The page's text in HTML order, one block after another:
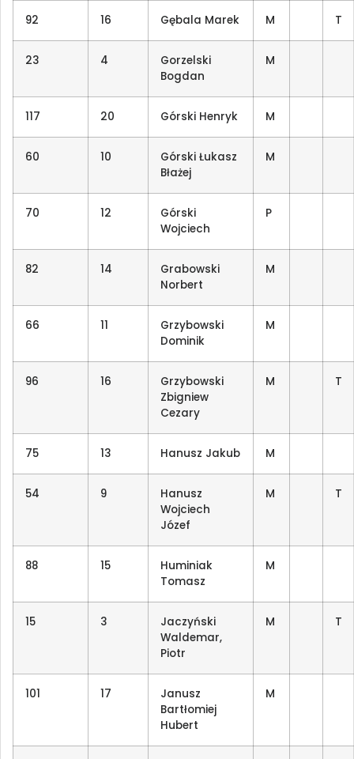
92 16 Gębala Marek M T
23 4
Gorzelski
Bogdan
M
117 20 Górski Henryk M
60 10
Górski Łukasz
Błażej
M
70 12
Górski
Wojciech
P
82 14
Grabowski
Norbert
M
66 11
Grzybowski
Dominik
M
96 16
Grzybowski
Zbigniew
Cezary
M T
75 13 Hanusz Jakub M
54 9
Hanusz
Wojciech
Józef
M T
88 15
Huminiak
Tomasz
M
15 3
Jaczyński
Waldemar,
Piotr
M T
101 17
Janusz
Bartłomiej
Hubert
M